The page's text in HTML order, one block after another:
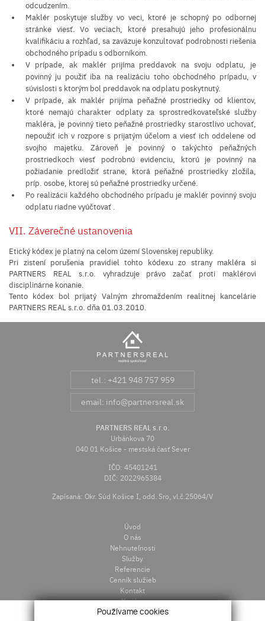
odcudzením.
Maklér poskytuje služby vo veci, ktoré je schopný po odbornej
stránke viesť. Vo veciach, ktoré presahujú jeho profesionálnu
kvalifikáciu a rozhľad, sa zaväzuje konzultovať podrobnosti riešenia
obchodného prípadu s odborníkom.
V prípade, ak maklér prijíma preddavok na svoju odplatu, je
povinný ju použiť iba na realizáciu toho obchodného prípadu, v
súvislosti s ktorým bol preddavok na odplatu poskytnutý.
V prípade, ak maklér prijíma peňažné prostriedky od klientov,
ktoré nemajú charakter odplaty za sprostredkovateľské služby
makléra, je povinný tieto peňažné prostriedky starostlivo uchovať,
nepoužiť ich v rozpore s prijatým účelom a viesť ich oddelene od
svojho majetku. Zároveň je povinný o takýchto peňažných
prostriedkoch viesť podrobnú evidenciu, ktorú je povinný na
požiadanie predložiť strane, ktorá peňažné prostriedky zložila,
príp. osobe, ktorej sú peňažné prostriedky určené.
Po realizácii každého obchodného prípadu je maklér povinný svoju
odplatu riadne vyúčtovať .
VII. Záverečné ustanovenia
Etický kódex je platný na celom území Slovenskej republiky.
Pri zistení porušenia pravidiel tohto kódexu zo strany makléra si
PARTNERS REAL s.r.o. vyhradzuje právo začať proti maklérovi
disciplinárne konanie.
Tento kódex bol prijatý Valným zhromaždením realitnej kancelárie
PARTNERS REAL s.r.o. dňa 01.03.2010.
tel.: +421 948 757 959
email: info@partnersreal.sk
PARTNERS REAL s.r.o.
Urbánkova 70
040 01 Košice - mestská časť Sever
IČO: 45401241
DIČ: 2022965384
Zapísaná: Okr. Súd Košice I, odd. Sro, vl.č.25064/V
Úvod
O nás
Nehnuteľnosti
Služby
Referencie
Cenník služieb
Kontakt
Kariéra
Používame cookies